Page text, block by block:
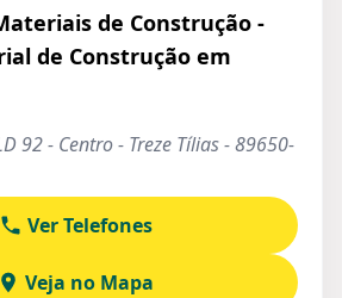
de Construção -
de Construção em
92 - Centro - Treze Tílias - 89650-
Ver Telefones
Veja no Mapa